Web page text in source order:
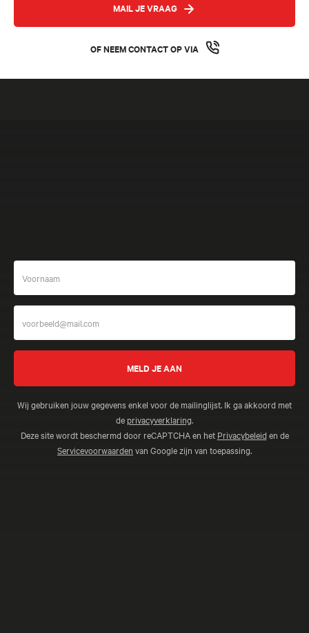
MAIL JE VRAAG
OF NEEM CONTACT OP VIA
Wij gebruiken jouw gegevens enkel voor de mailinglijst. Ik ga akkoord met
de privacyverklaring
Deze site wordt beschermd door reCAPTCHA en het Privacybeleid en de
Servicevoorwaarden van Google zijn van toepassing.